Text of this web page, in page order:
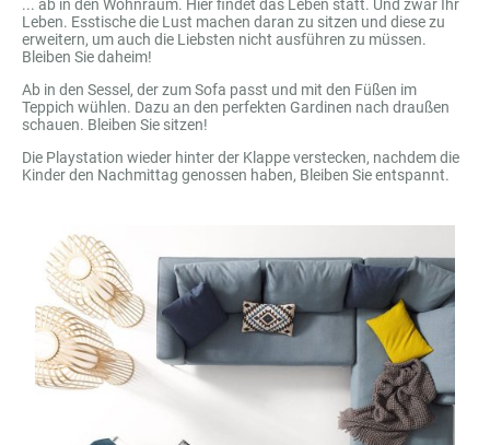
... ab in den Wohnraum. Hier findet das Leben statt. Und zwar Ihr
Leben. Esstische die Lust machen daran zu sitzen und diese zu
erweitern, um auch die Liebsten nicht ausführen zu müssen.
Bleiben Sie daheim!
Ab in den Sessel, der zum Sofa passt und mit den Füßen im
Teppich wühlen. Dazu an den perfekten Gardinen nach draußen
schauen. Bleiben Sie sitzen!
Die Playstation wieder hinter der Klappe verstecken, nachdem die
Kinder den Nachmittag genossen haben, Bleiben Sie entspannt.